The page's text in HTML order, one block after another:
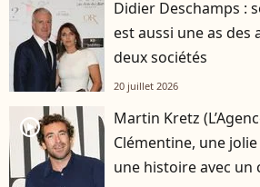
Didier Deschamps :
est aussi une as des
deux sociétés
20 juillet 2026
player2
Martin Kretz
Clémentine, une
une histoire avec